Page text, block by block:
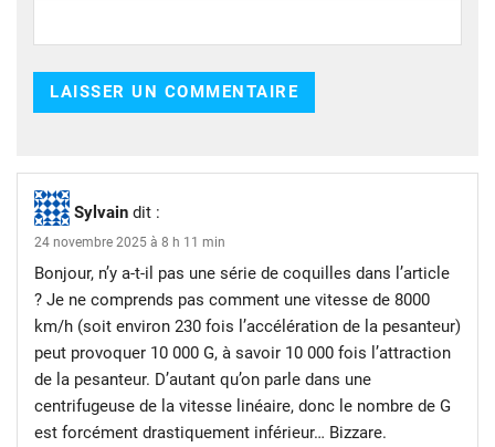
Sylvain dit :
24 novembre 2025 à 8 h 11 min
Bonjour, n’y a-t-il pas une série de coquilles dans l’article
? Je ne comprends pas comment une vitesse de 8000
km/h (soit environ 230 fois l’accélération de la pesanteur)
peut provoquer 10 000 G, à savoir 10 000 fois l’attraction
de la pesanteur. D’autant qu’on parle dans une
centrifugeuse de la vitesse linéaire, donc le nombre de G
est forcément drastiquement inférieur… Bizzare.